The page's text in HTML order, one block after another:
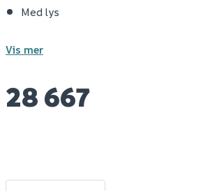
Med lys
Vis mer
28 667